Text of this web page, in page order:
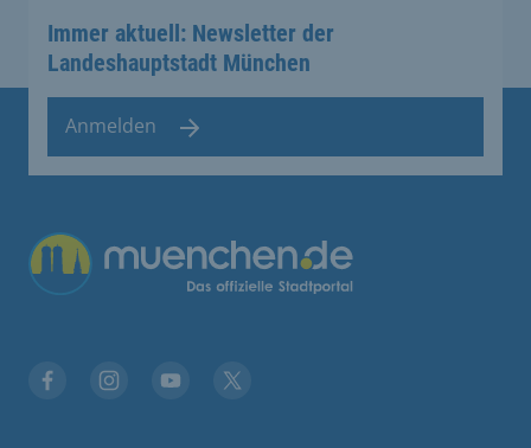
Immer aktuell: Newsletter der
Landeshauptstadt München
Anmelden